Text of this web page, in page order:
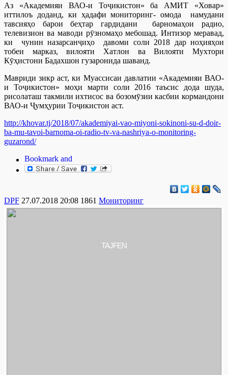
Аз «Академияи ВАО-и Тоҷикистон» ба АМИТ «Ховар»
иттилоъ доданд, ки ҳадафи мониторинг- омода намудани
тавсияҳо барои беҳтар гардидани барномаҳои радио,
телевизион ва маводи рӯзномаҳо мебошад. Интизор меравад,
ки чунин назарсанҷиҳо давоми соли 2018 дар ноҳияҳои
тобеи марказ, вилояти Хатлон ва Вилояти Мухтори
Кӯҳистони Бадахшон гузаронида шаванд.
Мавриди зикр аст, ки Муассисаи давлатии «Академияи ВАО-
и Тоҷикистон» моҳи марти соли 2016 таъсис дода шуда,
рисолаташ такмили ихтисос ва бозомӯзии касбии кормандони
ВАО-и Ҷумҳурии Тоҷикистон аст.
http://khovar.tj/2018/07/akademiyai-vao-miyoni-sokinoni-su-d-doir-
ba-mu-tavoi-barnoma-oi-radio-tv-va-nashriya-o-monitoring-
guzarond/
DPF 27.07.2018 20:08 1861 Мониторинг
TAJFEN